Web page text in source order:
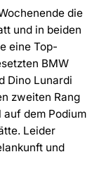
die
und in beiden
eine Top-
BMW
Dino Lunardi
zweiten Rang
dem Podium
Leider
und